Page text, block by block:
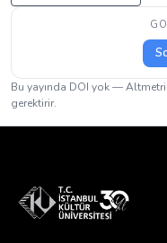
Bu yayında DOI yok —
gerektirir.